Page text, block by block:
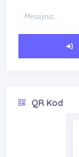
QR Kod